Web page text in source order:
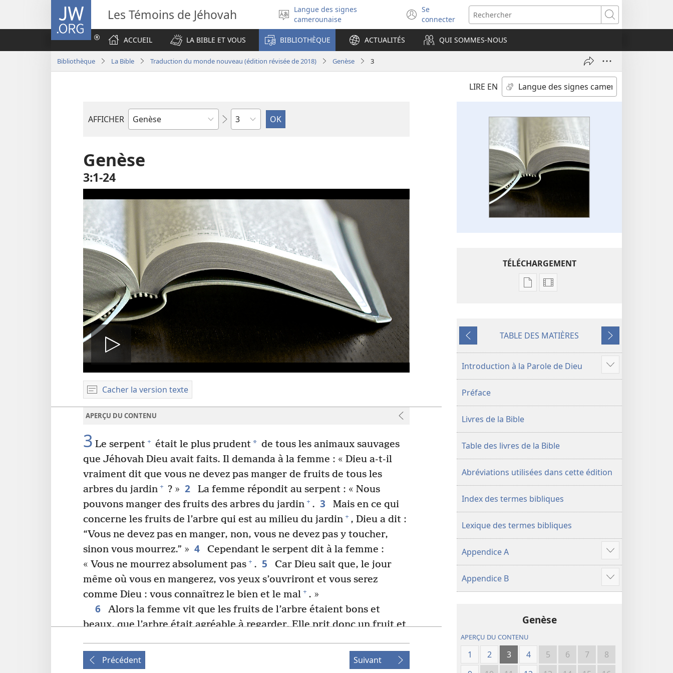
JW.ORG
Les Témoins de Jéhovah
Sélectionner
la
langue
Langue des signes
camerounaise
Se
connecter
(ouvre
une
nouvelle
fenêtre)
Rechercher
ACCUEIL LA BIBLE ET VOUS BIBLIOTHÈQUE ACTUALITÉS QUI SOMMES-NOUS
Bibliothèque La Bible Traduction du monde nouveau (édition révisée de 2018) Genèse 3
LIRE EN
AFFICHER
Livre
Bible
Chapitre
Genèse
3:1-24
Lire
la
vidéo
Cacher la version texte
APERÇU DU CONTENU
3 Le serpent + était le plus prudent* de tous les animaux sauvages
que Jéhovah Dieu avait faits. Il demanda à la femme : « Dieu a-​t-​il
vraiment dit que vous ne devez pas manger de fruits de tous les
arbres du jardin + ? » 2
La femme répondit au serpent : « Nous
pouvons manger des fruits des arbres du jardin + . 3
Mais en ce qui
concerne les fruits de l’arbre qui est au milieu du jardin + , Dieu a dit :
“Vous ne devez pas en manger, non, vous ne devez pas y toucher,
sinon vous mourrez.” » 4
Cependant le serpent dit à la femme :
« Vous ne mourrez absolument pas + . 5
Car Dieu sait que, le jour
même où vous en mangerez, vos yeux s’ouvriront et vous serez
comme Dieu : vous connaîtrez le bien et le mal + . »
6
Alors la femme vit que les fruits de l’arbre étaient bons et
beaux, que l’arbre était agréable à regarder. Elle prit donc un fruit et
elle, et il en mangea
Alors leurs yeux à tous les deux s’ouvrirent
et ils s’aperçurent qu’ils étaient nus. Ils cousirent donc des feuilles de
Précédent Suivant
TÉLÉCHARGEMENT
Options
publications
La
Bible.
monde
(édition
révisée
de
2018)
Options
vidéos
Bible.
Traduction
nouveau
révisée
de
2018)
Précédent
TABLE DES MATIÈRES
Suivant
Introduction à la Parole de Dieu
Voir
plus
contenu
Préface
Livres de la Bible
Table des livres de la Bible
Abréviations utilisées dans cette édition
Index des termes bibliques
Lexique des termes bibliques
Appendice A
Voir
plus
de
contenu
Appendice B
Voir
plus
Genèse
APERÇU DU CONTENU
1 2 3 4 5 6 7
8